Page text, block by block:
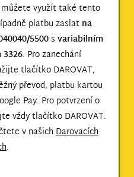
využít také tento
platbu zaslatna
5500 s variabilním
. Pro zanechání
tlačítko DAROVAT,
převod, platbu kartou
Pay. Pro potvrzení o
vždy tlačítko DAROVAT.
v našichDarovacích
.